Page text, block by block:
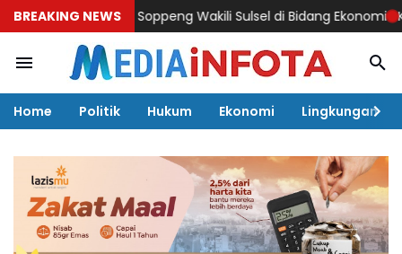
BREAKING NEWS
SMAN 1 Soppeng Wakili Sulsel di Bidang Ekonomi Ketua
Home Politik Hukum Ekonomi Lingkungan